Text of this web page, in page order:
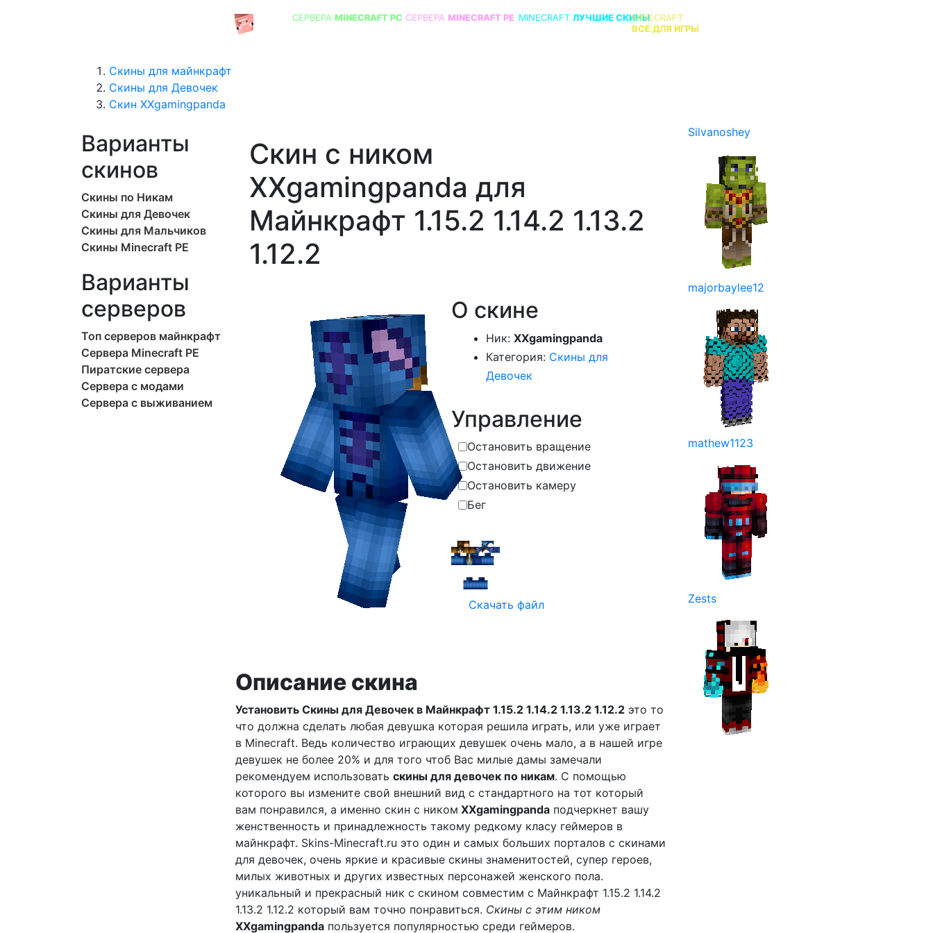
СЕРВЕРА MINECRAFT PC СЕРВЕРА MINECRAFT PE MINECRAFT ЛУЧШИЕ СКИНЫMINECRAFT
ВСЕ ДЛЯ ИГРЫ
Скины для майнкрафт
Скины для Девочек
Скин XXgamingpanda
Варианты
скинов
Скины по Никам
Скины для Девочек
Скины для Мальчиков
Скины Minecraft PE
Варианты
серверов
Топ серверов майнкрафт
Сервера Minecraft PE
Пиратские сервера
Сервера с модами
Сервера с выживанием
Скин с ником
XXgamingpanda для
Майнкрафт 1.15.2 1.14.2 1.13.2
1.12.2
О скине
Ник: XXgamingpanda
Категория: Скины для
Девочек
Управление
Остановить вращение
Остановить движение
Остановить камеру
Бег
Скачать файл
Описание скина
Установить Скины для Девочек в Майнкрафт 1.15.2 1.14.2 1.13.2 1.12.2 это то
что должна сделать любая девушка которая решила играть, или уже играет
в Minecraft. Ведь количество играющих девушек очень мало, а в нашей игре
девушек не более 20% и для того чтоб Вас милые дамы замечали
рекомендуем использовать скины для девочек по никам. С помощью
которого вы измените свой внешний вид с стандартного на тот который
вам понравился, а именно скин с ником XXgamingpanda подчеркнет вашу
женственность и принадлежность такому редкому класу геймеров в
майнкрафт. Skins-Minecraft.ru это один и самых больших порталов с скинами
для девочек, очень яркие и красивые скины знаменитостей, супер героев,
милых животных и других известных персонажей женского пола.
уникальный и прекрасный ник с скином совместим с Майнкрафт 1.15.2 1.14.2
1.13.2 1.12.2 который вам точно понравиться. Скины с этим ником
XXgamingpanda пользуется популярностью среди геймеров.
Silvanoshey
majorbaylee12
mathew1123
Zests